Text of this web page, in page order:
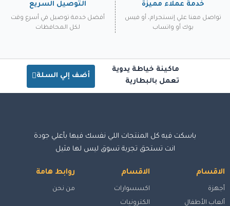
خدمة عملاء مميزة
تواصل معنا علي إنستجرام، أو فيس
بوك أو واتساب
التوصيل السريع
أفضل خدمة توصيل في أسرع وقت
لكل المحافظات
ماكينة خياطة يدوية
تعمل بالبطارية
أضف إلي السلة
باسكت فيه كل المنتجات اللي نفسك فيها بأعلي جودة
انت تستحق تجربة تسوق ليس لها مثيل
الاقسام
أجهزة
ألعاب الأطفال
الاقسام
اكسسوارات
الكترونيات
روابط هامة
من نحن